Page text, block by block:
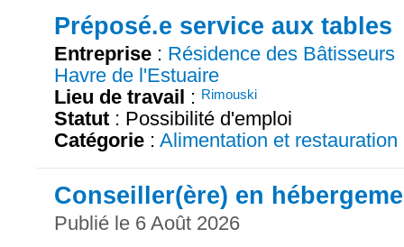
Préposé.e service aux tables
Entreprise : Résidence des Bâtisseurs
Havre de l'Estuaire
Lieu de travail : Rimouski
Statut : Possibilité d'emploi
Catégorie : Alimentation et restauration
Conseiller(ère) en
Publié le 6 Août 2026